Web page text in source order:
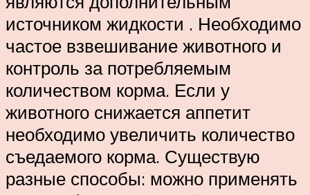
источником жидкости . Необходимо
частое взвешивание животного и
контроль за потребляемым
количеством корма. Если у
животного снижается аппетит
необходимо увеличить количество
съедаемого корма. Существую
разные способы: можно применять